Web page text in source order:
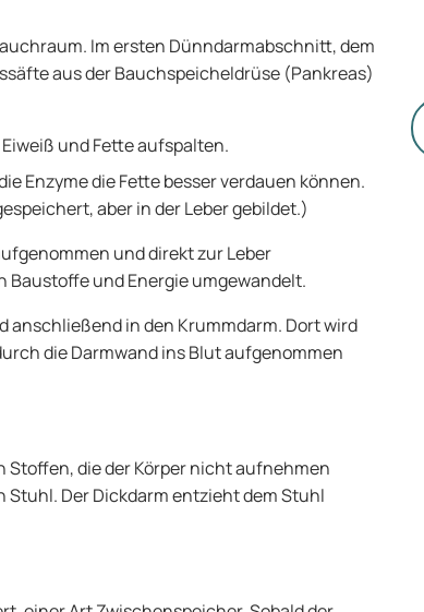
Im ersten Dünndarmabschnitt, dem
aus der Bauchspeicheldrüse (Pankreas)
und Fette aufspalten.
Enzyme die Fette besser verdauen können.
aber in der Leber gebildet.)
und direkt zur Leber
und Energie umgewandelt.
anschließend in den Krummdarm. Dort wird
die Darmwand ins Blut aufgenommen
die der Körper nicht aufnehmen
Stuhl. Der Dickdarm entzieht dem Stuhl